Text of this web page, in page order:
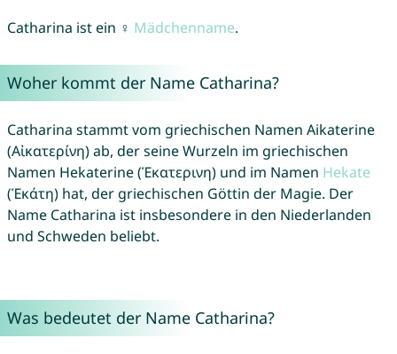
Catharina ist ein ♀ Mädchenname.
Woher kommt der Name Catharina?
Catharina stammt vom griechischen Namen Aikaterine
(Αἰκατερίνη) ab, der seine Wurzeln im griechischen
Namen Hekaterine (Ἑκατερινη) und im Namen Hekate
(Ἑκάτη) hat, der griechischen Göttin der Magie. Der
Name Catharina ist insbesondere in den Niederlanden
und Schweden beliebt.
Was bedeutet der Name Catharina?